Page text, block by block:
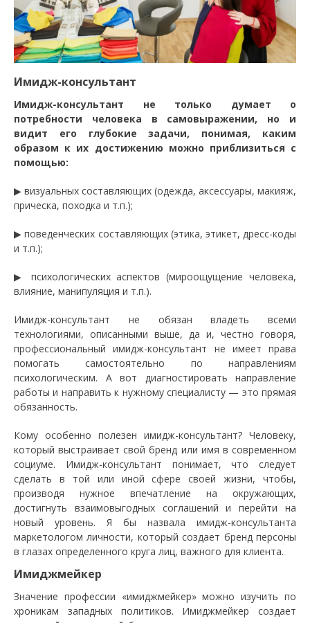
Имидж-консультант
Имидж-консультант не только думает о
потребности человека в самовыражении, но и
видит его глубокие задачи, понимая, каким
образом к их достижению можно приблизиться с
помощью:
▶ визуальных составляющих (одежда, аксессуары, макияж,
прическа, походка и т.п.);
▶ поведенческих составляющих (этика, этикет, дресс-коды
и т.п.);
▶ психологических аспектов (мироощущение человека,
влияние, манипуляция и т.п.).
Имидж-консультант не обязан владеть всеми
технологиями, описанными выше, да и, честно говоря,
профессиональный имидж-консультант не имеет права
помогать самостоятельно по направлениям
психологическим. А вот диагностировать направление
работы и направить к нужному специалисту — это прямая
обязанность.
Кому особенно полезен имидж-консультант? Человеку,
который выстраивает свой бренд или имя в современном
социуме. Имидж-консультант понимает, что следует
сделать в той или иной сфере своей жизни, чтобы,
производя нужное впечатление на окружающих,
достигнуть взаимовыгодных соглашений и перейти на
новый уровень. Я бы назвала имидж-консультанта
маркетологом личности, который создает бренд персоны
в глазах определенного круга лиц, важного для клиента.
Имиджмейкер
Значение профессии «имиджмейкер» можно изучить по
хроникам западных политиков. Имиджмейкер создает